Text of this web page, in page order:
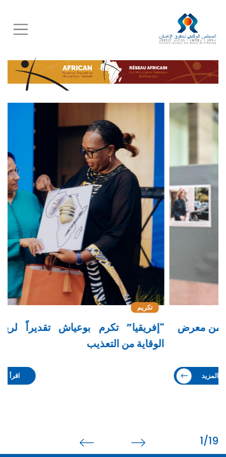
Skip
to
main
content
"إفريقيا” تكرم بوعياش تقديراً لريادتها في
الوقاية من التعذيب
تكريم
2/19